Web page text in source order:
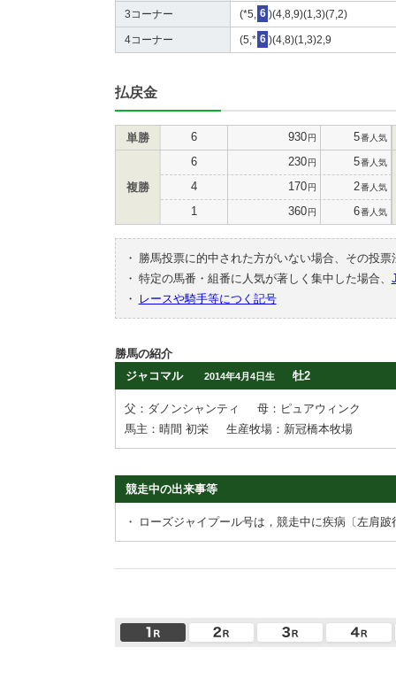
3コーナー (*5, 6 )(4,8,9)(1,3)(7,2)
4コーナー (5,* 6 )(4,8)(1,3)2,9
払戻金
単勝 6 930円 5番人気
複勝
6 230円 5番人気
4 170円 2番人気
1 360円 6番人気
・
勝馬投票に的中された方がいない場合、その投
・ 特定の馬番・組番に人気が著しく集中した場合、
・
レースや騎手等につく記号
勝馬の紹介
ジャコマル
2014年4月4日生 牡2
父：ダノンシャンティ
母：ピュアウィンク
馬主：晴間 初栄
生産牧場：新冠橋本牧場
競走中の出来事等
・ ローズジャイプール号は，競走中に疾病〔左肩